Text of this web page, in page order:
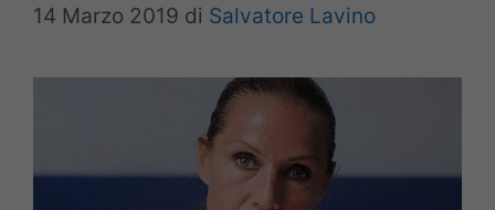
14 Marzo 2019 di Salvatore Lavino